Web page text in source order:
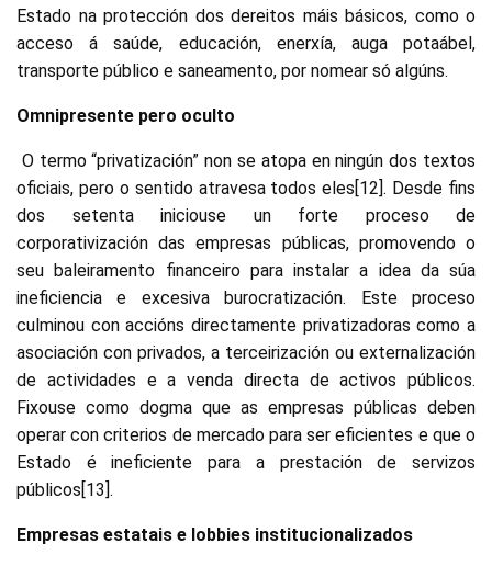
Estado na protección dos dereitos máis básicos, como o
acceso á saúde, educación, enerxía, auga potaábel,
transporte público e saneamento, por nomear só algúns.
Omnipresente pero oculto
O termo “privatización” non se atopa en ningún dos textos
oficiais, pero o sentido atravesa todos eles[12]. Desde fins
dos setenta iniciouse un forte proceso de
corporativización das empresas públicas, promovendo o
seu baleiramento financeiro para instalar a idea da súa
ineficiencia e excesiva burocratización. Este proceso
culminou con accións directamente privatizadoras como a
asociación con privados, a terceirización ou externalización
de actividades e a venda directa de activos públicos.
Fixouse como dogma que as empresas públicas deben
operar con criterios de mercado para ser eficientes e que o
Estado é ineficiente para a prestación de servizos
públicos[13].
Empresas estatais e lobbies institucionalizados